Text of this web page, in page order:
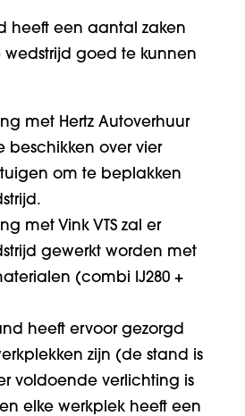
heeft een aantal zaken
goed te kunnen
met Hertz Autoverhuur
beschikken over vier
om te beplakken
met Vink VTS zal er
gewerkt worden met
(combi IJ280 +
heeft ervoor gezorgd
zijn (de stand is
er voldoende verlichting is
elke werkplek heeft een